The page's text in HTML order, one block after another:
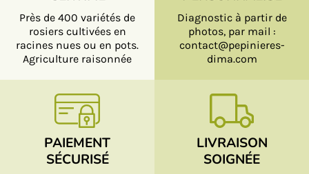
Près de 400 variétés de
rosiers cultivées en
racines nues ou en pots.
Agriculture raisonnée
Diagnostic à partir de
photos, par mail :
contact@pepinieres-
dima.com
PAIEMENT
SÉCURISÉ
LIVRAISON
SOIGNÉE